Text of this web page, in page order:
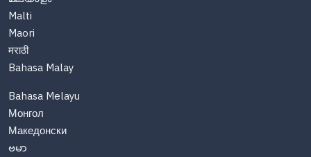
Malti
Maori
मराठी
Bahasa Malay
Bahasa Melayu
Монгол
Македонски
ဗမာ